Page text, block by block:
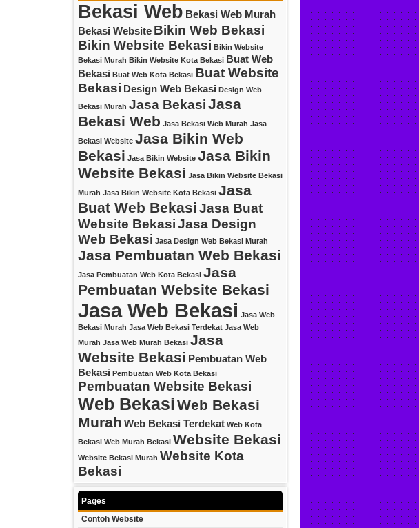
Bekasi Web Bekasi Web Murah
Bekasi Website Bikin Web Bekasi
Bikin Website Bekasi Bikin Website
Bekasi Murah Bikin Website Kota Bekasi Buat Web
Bekasi Buat Web Kota Bekasi Buat Website
Bekasi Design Web Bekasi Design Web
Bekasi Murah Jasa BekasiJasa
Bekasi Web Jasa Bekasi Web Murah Jasa
Bekasi Website Jasa Bikin Web
Bekasi Jasa Bikin Website Jasa Bikin
Website Bekasi Jasa Bikin Website Bekasi
Murah Jasa Bikin Website Kota Bekasi Jasa
Buat Web BekasiJasa Buat
Website BekasiJasa Design
Web Bekasi Jasa Design Web Bekasi Murah
Jasa Pembuatan Web Bekasi
Jasa Pembuatan Web Kota Bekasi Jasa
Pembuatan Website Bekasi
Jasa Web Bekasi Jasa Web
Bekasi Murah Jasa Web Bekasi Terdekat Jasa Web
Murah Jasa Web Murah Bekasi Jasa
Website Bekasi Pembuatan Web
Bekasi Pembuatan Web Kota Bekasi
Pembuatan Website Bekasi
Web BekasiWeb Bekasi
Murah Web Bekasi Terdekat Web Kota
Bekasi Web Murah Bekasi Website Bekasi
Website Bekasi Murah Website Kota
Bekasi
Pages
Contoh Website